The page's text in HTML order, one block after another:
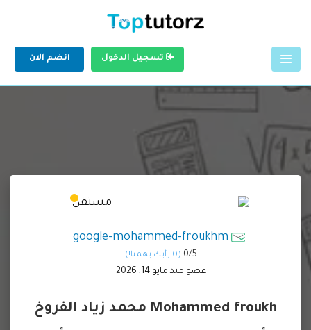
تسجيل الدخول انضم الان
google-mohammed-froukhm
0/5 (0 رأيك يهمنا!)
عضو منذ مايو 14, 2026
Mohammed froukh محمد زياد الفروخ